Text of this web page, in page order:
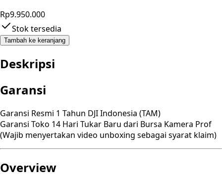
Rp9.950.000
Stok tersedia
Tambah ke keranjang
Deskripsi
Garansi
Garansi Resmi 1 Tahun DJI Indonesia (TAM)
Garansi Toko 14 Hari Tukar Baru dari Bursa Kamera Prof
(Wajib menyertakan video unboxing sebagai syarat klaim)
Overview